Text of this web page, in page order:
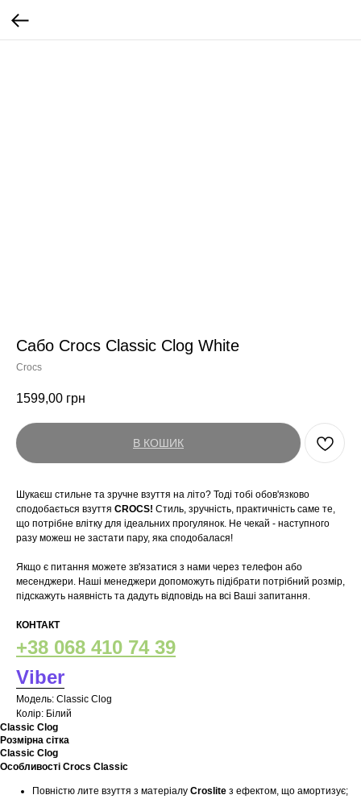
Сабо Crocs Classic Clog White
Crocs
1599,00 грн
В КОШИК
Шукаєш стильне та зручне взуття на літо? Тоді тобі обов'язково
сподобається взуття CROCS! Стиль, зручність, практичність саме те,
що потрібне влітку для ідеальних прогулянок. Не чекай - наступного
разу можеш не застати пару, яка сподобалася!
Якщо є питання можете зв'язатися з нами через телефон або
месенджери. Наші менеджери допоможуть підібрати потрібний розмір,
підскажуть наявність та дадуть відповідь на всі Ваші запитання.
КОНТАКТ
+38 068 410 74 39
Viber
Модель: Classic Clog
Колір: Білий
Classic Clog
Розмірна сітка
Classic Clog
Особливості Crocs Classic
Повністю лите взуття з матеріалу Croslite з ефектом, що амортизує;